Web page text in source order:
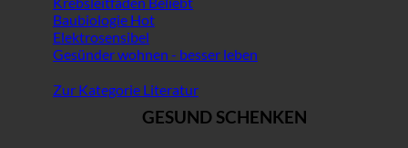
Baubiologie
Elektrosensibel
Gesünder wohnen - besser leben
Zur Kategorie Literatur
GESUND SCHENKEN